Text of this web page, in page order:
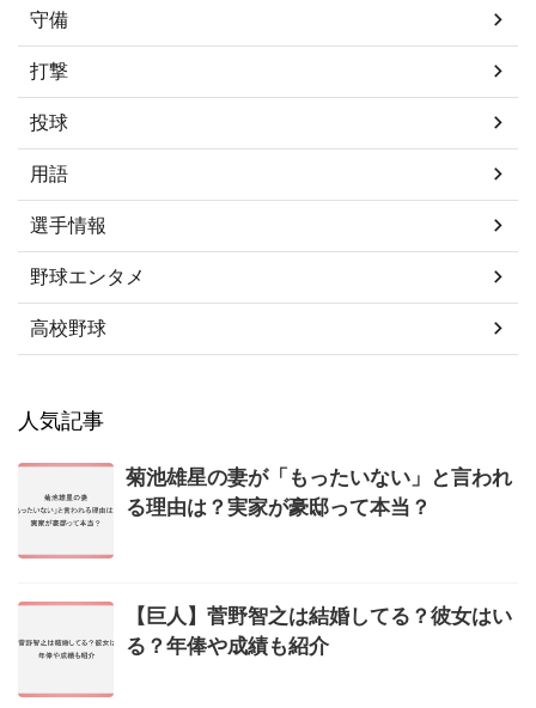
守備
打撃
投球
用語
選手情報
野球エンタメ
高校野球
人気記事
菊池雄星の妻が「もったいない」と言われ
る理由は？実家が豪邸って本当？
【巨人】菅野智之は結婚してる？彼女はい
る？年俸や成績も紹介